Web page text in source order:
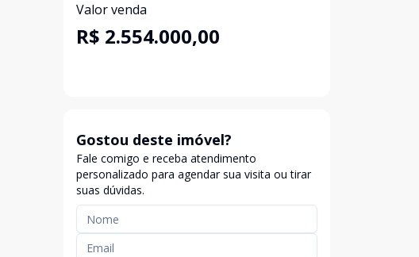
Valor venda
R$ 2.554.000,00
Gostou deste imóvel?
Fale comigo e receba atendimento
personalizado para agendar sua visita ou tirar
suas dúvidas.